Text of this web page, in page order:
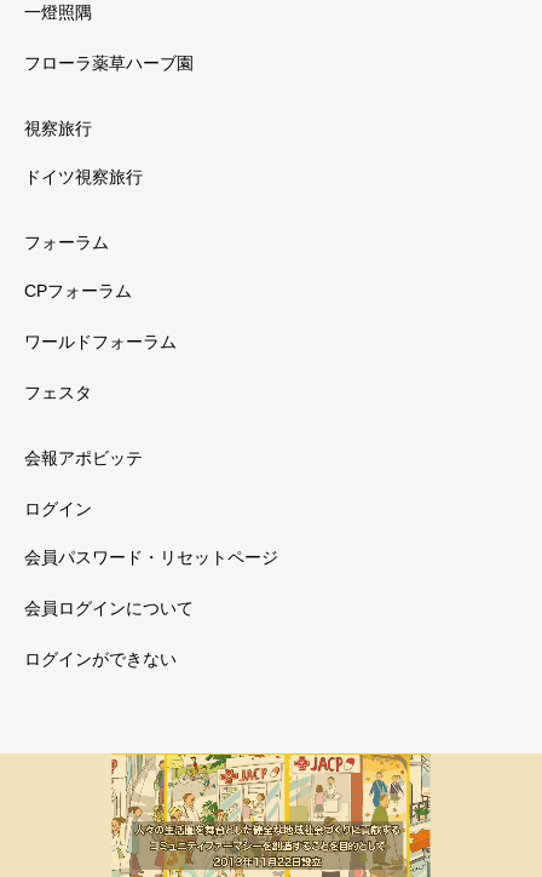
一燈照隅
フローラ薬草ハーブ園
視察旅行
ドイツ視察旅行
フォーラム
CPフォーラム
ワールドフォーラム
フェスタ
会報アポビッテ
ログイン
会員パスワード・リセットページ
会員ログインについて
ログインができない
会員限定